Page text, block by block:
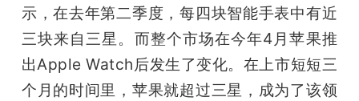
示，在去年第二季度，每四块智能手表中有近
三块来自三星。而整个市场在今年4月苹果推
出Apple Watch后发生了变化。在上市短短三
个月的时间里，苹果就超过三星，成为了该领